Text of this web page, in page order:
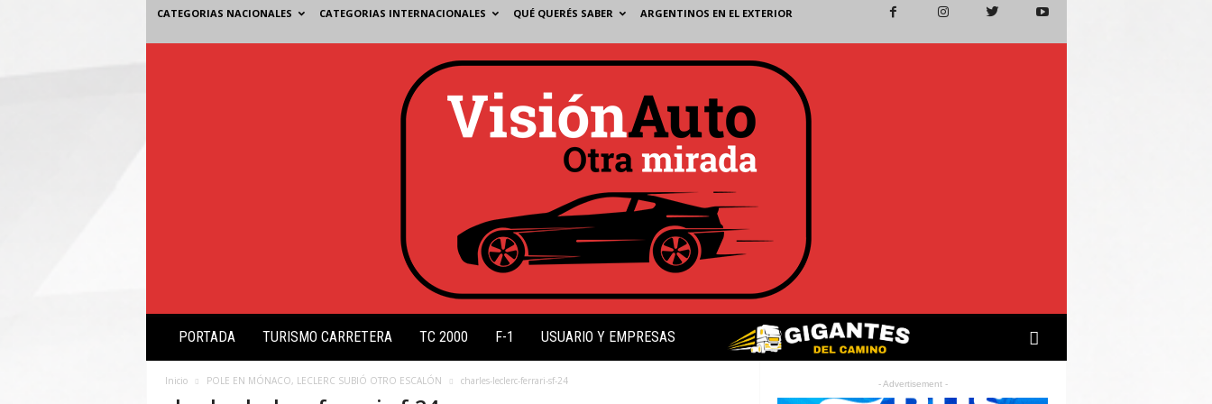
CATEGORIAS NACIONALES CATEGORIAS INTERNACIONALES QUÉ QUERÉS SABER ARGENTINOS EN EL EXTERIOR
s
PORTADA TURISMO CARRETERA TC 2000 F-1 USUARIO Y EMPRESAS
Inicio POLE EN MÓNACO, LECLERC SUBIÓ OTRO ESCALÓN charles-leclerc-ferrari-sf-24 - Advertisement -